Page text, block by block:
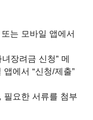
는 모바일 앱에서
장려금 신청” 메
에서 “신청/제출”
필요한 서류를 첨부